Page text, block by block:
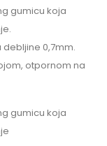
gumicu koja
debljine 0,7mm.
otpornom na
gumicu koja